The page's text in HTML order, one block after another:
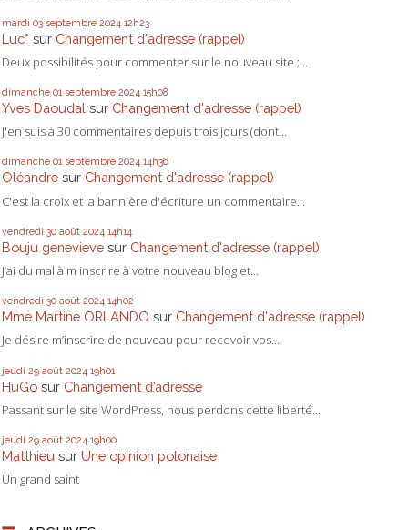
mardi 03 septembre 2024 12h23
Luc* sur Changement d'adresse (rappel)
Deux possibilités pour commenter sur le nouveau site ;...
dimanche 01 septembre 2024 15h08
Yves Daoudal sur Changement d'adresse (rappel)
J'en suis à 30 commentaires depuis trois jours (dont...
dimanche 01 septembre 2024 14h36
Oléandre sur Changement d'adresse (rappel)
C'est la croix et la bannière d'écriture un commentaire...
vendredi 30 août 2024 14h14
Bouju genevieve sur Changement d'adresse (rappel)
J’ai du mal à m inscrire à votre nouveau blog et...
vendredi 30 août 2024 14h02
Mme Martine ORLANDO sur Changement d'adresse (rappel)
Je désire m’inscrire de nouveau pour recevoir vos...
jeudi 29 août 2024 19h01
HuGo sur Changement d’adresse
Passant sur le site WordPress, nous perdons cette liberté...
jeudi 29 août 2024 19h00
Matthieu sur Une opinion polonaise
Un grand saint